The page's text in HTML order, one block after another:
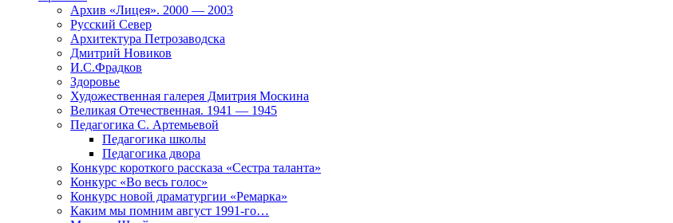
Архив «Лицея». 2000 — 2003
Русский Север
Архитектура Петрозаводска
Дмитрий Новиков
И.С.Фрадков
Здоровье
Художественная галерея Дмитрия Москина
Великая Отечественная. 1941 — 1945
Педагогика С. Артемьевой
Педагогика школы
Педагогика двора
Конкурс короткого рассказа «Сестра таланта»
Конкурс «Во весь голос»
Конкурс новой драматургии «Ремарка»
Каким мы помним август 1991-го…